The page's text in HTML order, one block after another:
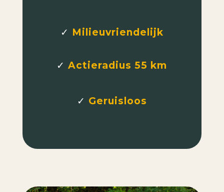
✓ Milieuvriendelijk
✓Actieradius 55 km
✓ Geruisloos